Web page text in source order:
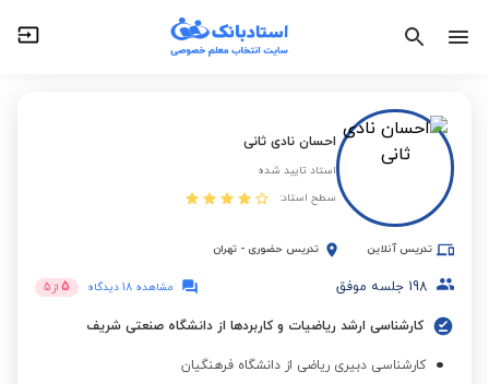
احسان نادی ثانی
استاد تایید شده
سطح استاد:
تدریس آنلاین تدریس حضوری - تهران
198 جلسه موفق مشاهده 18 دیدگاه 5 از 5
کارشناسی ارشد ریاضیات و کاربردها از دانشگاه صنعتی شریف
کارشناسی دبیری ریاضی از دانشگاه فرهنگیان